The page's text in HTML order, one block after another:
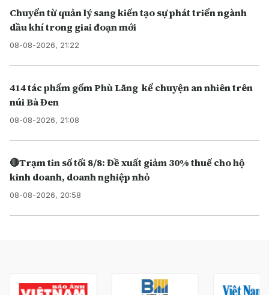
Chuyển từ quản lý sang kiến tạo sự phát triển ngành
dầu khí trong giai đoạn mới
08-08-2026, 21:22
414 tác phẩm gốm Phù Lãng kể chuyện an nhiên trên
núi Bà Đen
08-08-2026, 21:08
🔴Trạm tin số tối 8/8: Đề xuất giảm 30% thuế cho hộ
kinh doanh, doanh nghiệp nhỏ
08-08-2026, 20:58